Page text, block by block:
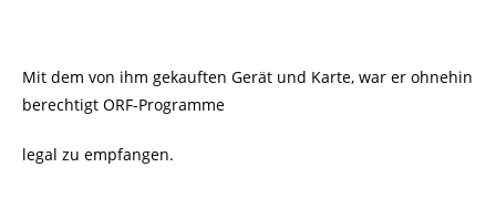
Mit dem von ihm gekauften Gerät und Karte, war er ohnehin
berechtigt ORF-Programme
legal zu empfangen.